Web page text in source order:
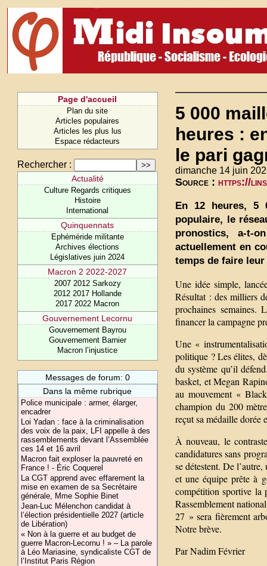
Page d'accueil
Plan du site
Articles populaires
Articles les plus lus
Espace rédacteurs
Rechercher :
Actualité
Culture Regards critiques
Histoire
International
Quinquennats
Ephéméride militante
Archives élections
Législatives juin 2024
Macron 2 2022-2027
2007 2012 Sarkozy
2012 2017 Hollande
2017 2022 Macron
Gouvernement Lecornu
Gouvernement Bayrou
Gouvernement Barnier
Macron l’injustice
Messages de forum: 0
Dans la même rubrique
Police municipale : armer, élarger,
encadrer
Loi Yadan : face à la criminalisation
des voix de la paix, LFI appelle à des
rassemblements devant l’Assemblée
ces 14 et 16 avril
Macron fait exploser la pauvreté en
France ! - Éric Coquerel
La CGT apprend avec effarement la
mise en examen de sa Secrétaire
générale, Mme Sophie Binet
Jean-Luc Mélenchon candidat à
l’élection présidentielle 2027 (article
de Libération)
« Non à la guerre et au budget de
guerre Macron-Lecornu ! » – La parole
à Léo Mariasine, syndicaliste CGT de
l’Institut Paris Région
5 000
heures :
le pari
dimanche 14 juin
Source : https://
En 12 heures, 5
populaire, le
pronostics, a-t-
actuellement en
temps de faire
Une idée simple,
Résultat : des milliers
prochaines semaines.
financer la campagne
Une «
politique ? Les élites,
du système qu’il
basket, et Megan
au mouvement «
champion du 200
reçut sa médaille dorée
À nouveau, le
candidatures sans
se détestent. De
et une équipe prête à
compétition sportive la
Rassemblement
27 » sera fièrement
Notre brève.
Par Nadim Février